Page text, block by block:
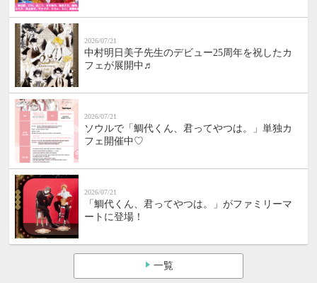
2026/07/21
中村明日美子先生のデビュー25周年を祝したカ
フェが展開中♬
2026/07/21
ソウルで「鯛代くん、君ってやつは。」単独カ
フェ開催中♡
2026/07/21
「鯛代くん、君ってやつは。」がファミリーマ
ートに登場！
一覧